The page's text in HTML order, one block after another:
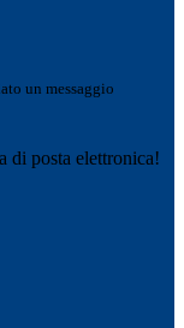
un messaggio
di posta elettronica!